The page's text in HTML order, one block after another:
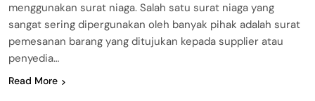
menggunakan surat niaga. Salah satu surat niaga yang
sangat sering dipergunakan oleh banyak pihak adalah surat
pemesanan barang yang ditujukan kepada supplier atau
penyedia…
Read More